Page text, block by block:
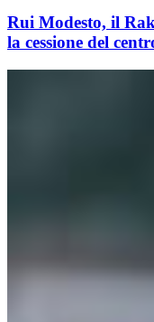
Rui Modesto, il
la cessione del